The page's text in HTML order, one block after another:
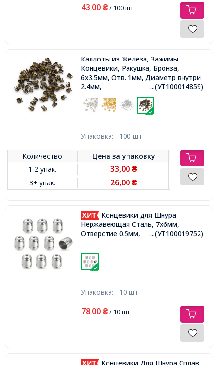
43,00 ₴/ 100 шт
Каллоты из Железа, Зажимы
Концевики, Ракушка, Бронза,
6х3.5мм, Отв. 1мм, Диаметр внутри
2.4мм,
...(УТ100014859)
Упаковка: 100 шт
Количество Цена заупаковку
1-2 упак.
33,00₴
3+ упак. 26,00₴
Концевики для Шнура
Нержавеющая Сталь, 7х6мм,
Отверстие 0.5мм,
...(УТ100019752)
Упаковка: 10 шт
78,00 ₴/ 10 шт
Концевики Для Шнура Сплав,